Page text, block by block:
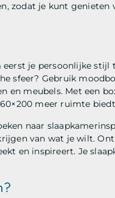
zodat je kunt
je persoonlijke stijl
sfeer? Gebruik
en meubels. Met een
meer ruimte
naar
van wat je wilt.
en inspireert. Je